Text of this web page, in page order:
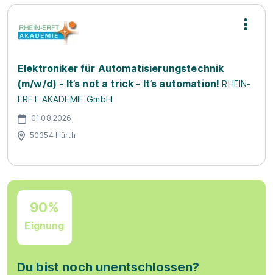
Elektroniker für Automatisierungstechnik
(m/w/d) - It’s not a trick - It’s automation! RHEIN-
ERFT AKADEMIE GmbH
01.08.2026
50354 Hürth
90%
Eignung
Du bist noch unentschlossen?